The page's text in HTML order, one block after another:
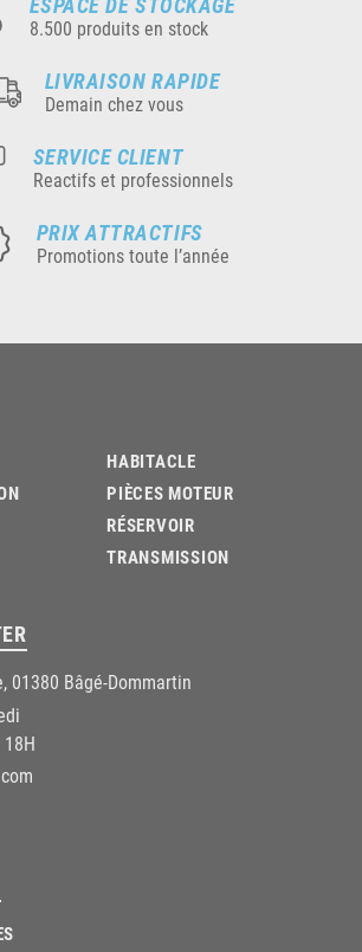
8.500 produits en stock
LIVRAISON RAPIDE
Demain chez vous
SERVICE CLIENT
Reactifs et professionnels
PRIX ATTRACTIFS
Promotions toute l’année
HABITACLE
PIÈCES MOTEUR
RÉSERVOIR
TRANSMISSION
01380 Bâgé-Dommartin